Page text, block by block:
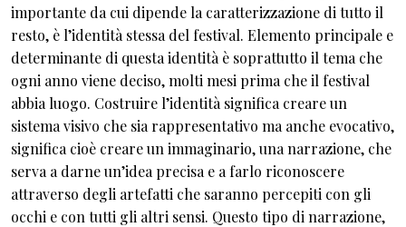
importante da cui dipende la caratterizzazione di tutto il
resto, è l’identità stessa del festival. Elemento principale e
determinante di questa identità è soprattutto il tema che
ogni anno viene deciso, molti mesi prima che il festival
abbia luogo. Costruire l’identità significa creare un
sistema visivo che sia rappresentativo ma anche evocativo,
significa cioè creare un immaginario, una narrazione, che
serva a darne un’idea precisa e a farlo riconoscere
attraverso degli artefatti che saranno percepiti con gli
occhi e con tutti gli altri sensi. Questo tipo di narrazione,